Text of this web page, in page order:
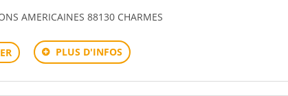
AMERICAINES 88130 CHARMES
PLUS D'INFOS